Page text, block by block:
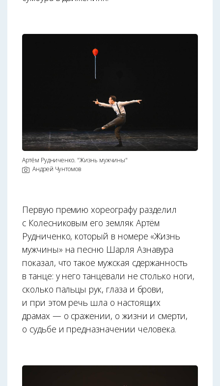
Артём Рудниченко. "Жизнь мужчины"
Андрей Чунтомов
Первую премию хореографу разделил
с Колесниковым его земляк Артём
Рудниченко, который в номере «Жизнь
мужчины» на песню Шарля Азнавура
показал, что такое мужская сдержанность
в танце: у него танцевали не столько ноги,
сколько пальцы рук, глаза и брови,
и при этом речь шла о настоящих
драмах — о сражении, о жизни и смерти,
о судьбе и предназначении человека.